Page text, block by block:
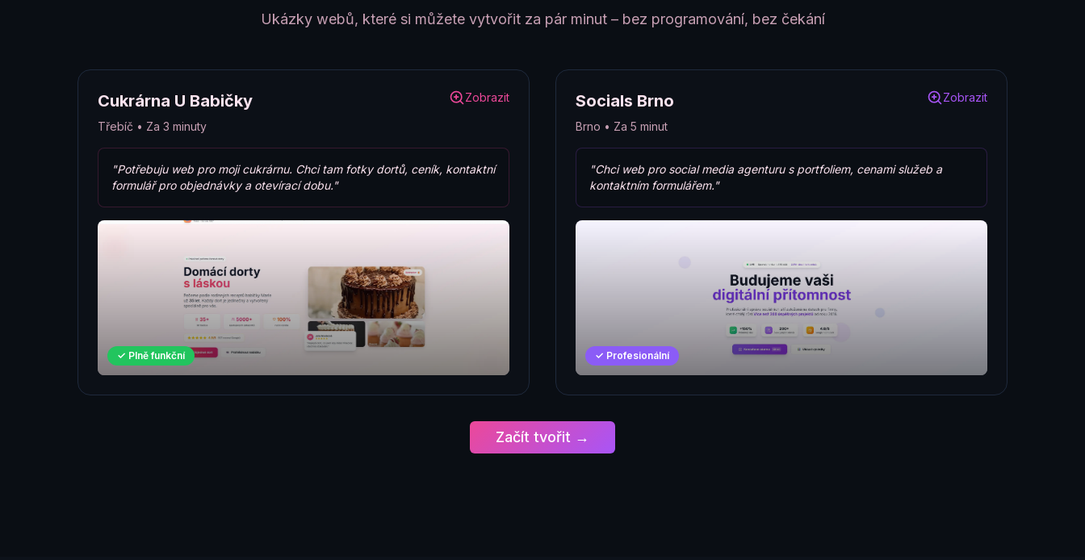
Ukázky webů, které si můžete vytvořit za pár minut – bez programování, bez čekání
Cukrárna U Babičky
Třebíč • Za 3 minuty
Zobrazit
"Potřebuju web pro moji cukrárnu. Chci tam fotky dortů, ceník, kontaktní
formulář pro objednávky a otevírací dobu."
✓ Plně funkční
Socials Brno
Brno • Za 5 minut
Zobrazit
"Chci web pro social media agenturu s portfoliem, cenami služeb a
kontaktním formulářem."
✓ Profesionální
Začít tvořit →